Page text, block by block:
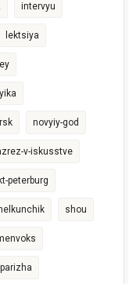
intervyu
lektsiya
novyiy-god
v-iskusstve
peterburg
shou